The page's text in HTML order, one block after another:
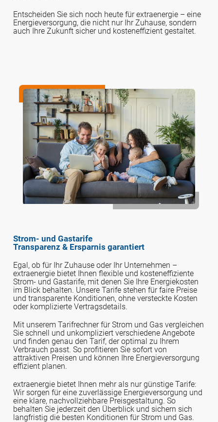
Entscheiden Sie sich noch heute für extraenergie – eine
Energieversorgung, die nicht nur Ihr Zuhause, sondern
auch Ihre Zukunft sicher und kosteneffizient gestaltet.
Strom- und Gastarife
Transparenz & Ersparnis garantiert
Egal, ob für Ihr Zuhause oder Ihr Unternehmen –
extraenergie bietet Ihnen flexible und kosteneffiziente
Strom- und Gastarife, mit denen Sie Ihre Energiekosten
im Blick behalten. Unsere Tarife stehen für faire Preise
und transparente Konditionen, ohne versteckte Kosten
oder komplizierte Vertragsdetails.
Mit unserem Tarifrechner für Strom und Gas vergleichen
Sie schnell und unkompliziert verschiedene Angebote
und finden genau den Tarif, der optimal zu Ihrem
Verbrauch passt. So profitieren Sie sofort von
attraktiven Preisen und können Ihre Energieversorgung
effizient planen.
extraenergie bietet Ihnen mehr als nur günstige Tarife:
Wir sorgen für eine zuverlässige Energieversorgung und
eine klare, nachvollziehbare Preisgestaltung. So
behalten Sie jederzeit den Überblick und sichern sich
langfristig die besten Konditionen für Strom und Gas.